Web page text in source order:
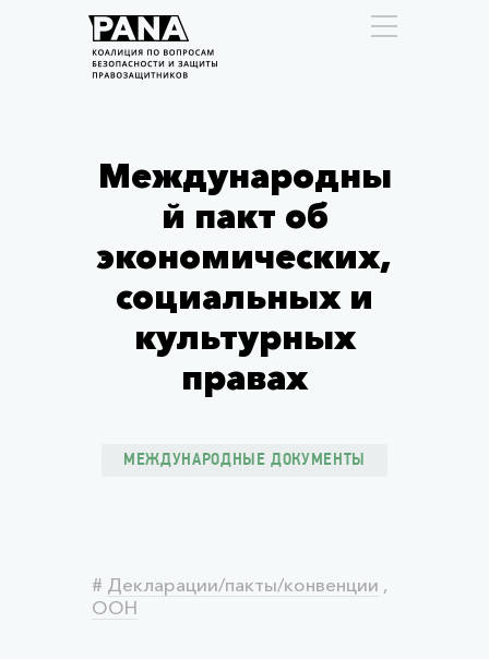
Международны
й пакт об
экономических,
социальных и
культурных
правах
МЕЖДУНАРОДНЫЕ ДОКУМЕНТЫ
# Декларации/пакты/конвенции ,
ООН